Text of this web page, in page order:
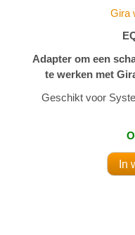
Gira
Adapter om een
te werken met
Geschikt voor